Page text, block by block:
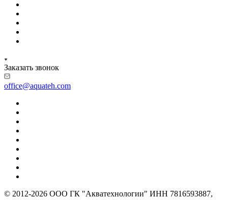
Заказать звонок
office@aquateh.com
© 2012-2026 ООО ГК "Акватехнологии" ИНН 7816593887,